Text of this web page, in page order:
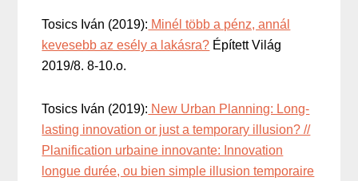
Tosics Iván (2019): Minél több a pénz, annál
kevesebb az esély a lakásra? Épített Világ
2019/8. 8-10.o.
Tosics Iván (2019): New Urban Planning: Long-
lasting innovation or just a temporary illusion? //
Planification urbaine innovante: Innovation
longue durée, ou bien simple illusion temporaire